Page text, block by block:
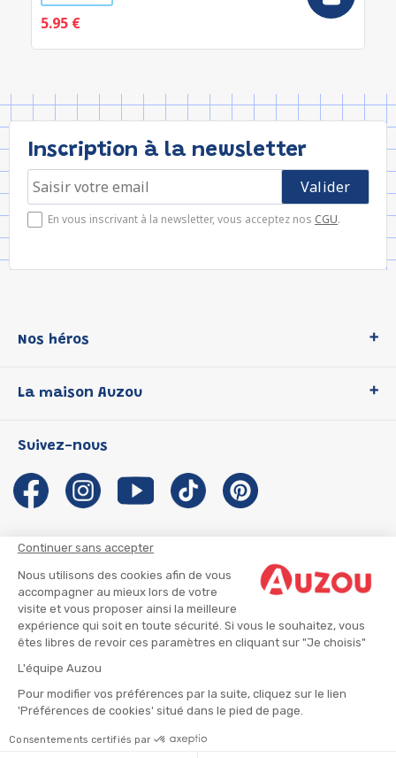
Continuer sans accepter
Nous utilisons des cookies afin de vous
accompagner au mieux lors de votre
visite et vous proposer ainsi la meilleure
expérience qui soit en toute sécurité. Si vous le souhaitez, vous
êtes libres de revoir ces paramètres en cliquant sur "Je choisis"
L'équipe Auzou
Pour modifier vos préférences par la suite, cliquez sur le lien
'Préférences de cookies' situé dans le pied de page.
Consentements certifiés par
5.95 €
Inscription à la newsletter
En vous inscrivant à la newsletter, vous acceptez nos CGU.
Nos héros
P'tit Loup
Les Influenceuses
Migali
Petite Taupe
La maison Auzou
Notre histoire
Auzou s'engage
Auteurs et illustrateurs Auzou
Suivre mon colis
Infos consommateur
Suivez-nous
CGU
CGV
Mentions légales
© 2026 - AUZOU |